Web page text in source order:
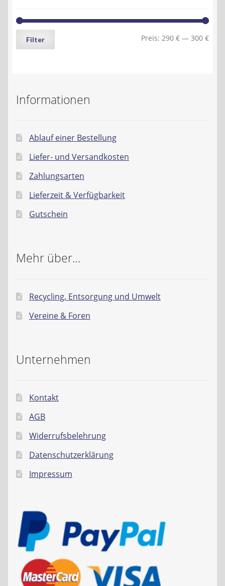
Min.
Max.
Filter Preis: 290 € — 300 €
Informationen
Ablauf einer Bestellung
Liefer- und Versandkosten
Zahlungsarten
Lieferzeit & Verfügbarkeit
Gutschein
Mehr über…
Recycling, Entsorgung und Umwelt
Vereine & Foren
Unternehmen
Kontakt
AGB
Widerrufsbelehrung
Datenschutzerklärung
Impressum